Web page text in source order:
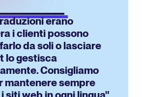
erano
i clienti possono
da soli o lasciare
lo gestisca
Consigliamo
mantenere sempre
siti web in ogni lingua".